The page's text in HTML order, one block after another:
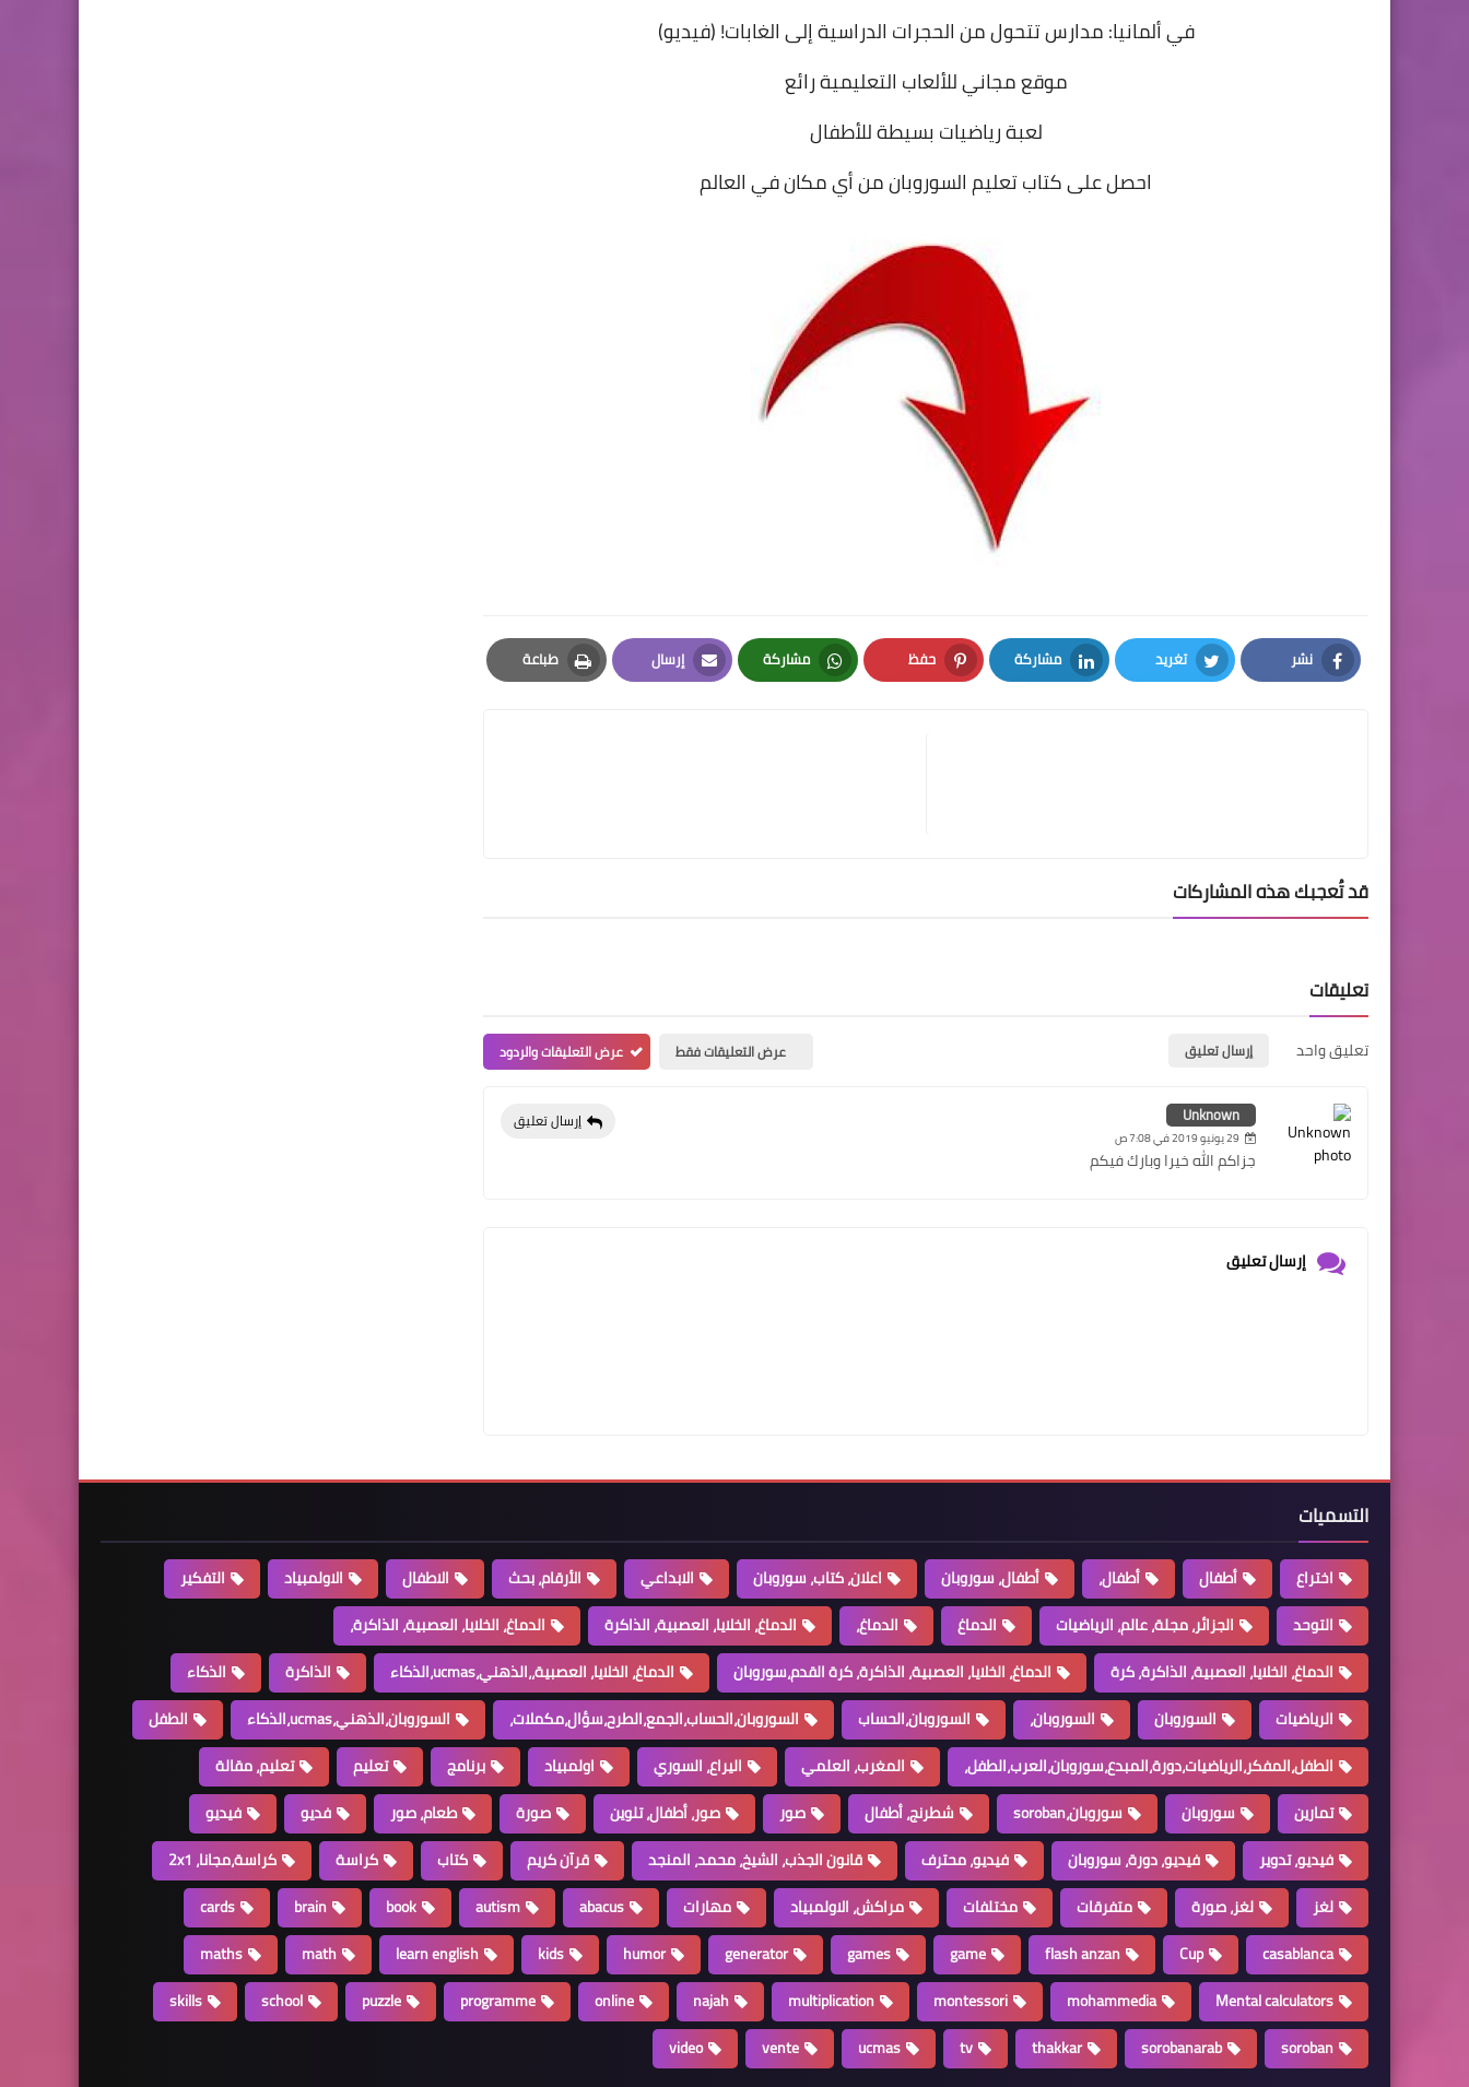
في ألمانيا: مدارس تتحول من الحجرات الدراسية إلى الغابات! (فيديو)
موقع مجاني للألعاب التعليمية رائع
لعبة رياضيات بسيطة للأطفال
احصل على كتاب تعليم السوروبان من أي مكان في العالم
نشر
Facebook
تغريد
Twitter
مشاركة
LinkedIn
حفظ
Pinterest
مشاركة
Whatsapp
إرسال
Email
طباعة
Print
قد تُعجبك هذه المشاركات
تعليقات
تعليق واحد إرسال تعليق عرض التعليقات فقط عرض التعليقات والردود
Unknown
29 يونيو 2019 في 7:08 ص
جزاكم الله خيرا وبارك فيكم
إرسال تعليق
إرسال تعليق
التسميات
اختراع أطفال أطفال، أطفال، سوروبان اعلان، كتاب، سوروبان الابداعي الأرقام، بحث الاطفال الاولمبياد
التفكير
التوحد
الجزائر، مجلة، عالم، الرياضيات الدماغ الدماغ، الدماغ، الخلايا، العصبية، الذاكرة
الدماغ، الخلايا، العصبية، الذاكرة،
الدماغ، الخلايا، العصبية، الذاكرة، كرة
الدماغ، الخلايا، العصبية، الذاكرة، كرة القدم،سوروبان الدماغ، الخلايا، العصبية،،الذهني،ucmas،الذكاء الذاكرة
الذكاء
الرياضيات
السوروبان السوروبان، السوروبان،الحساب السوروبان،الحساب،الجمع،الطرح،سؤال،مكملات، السوروبان،الذهني،ucmas،الذكاء
الطفل
الطفل،المفكر،الرياضيات،دورة،المبدع،سوروبان،العرب،الطفل،
المغرب، العلمي اليراع، السوري اولمبياد برنامج تعليم
تعليم، مقالة
تمارين
سوروبان سوروبان،soroban شطرنج، أطفال صور صور، أطفال، تلوين صورة طعام، صور فديو
فيديو
فيديو، تدوير
فيديو، دورة، سوروبان فيديو، محترف قانون الجذب، الشيخ، محمد، المنجد قرآن كريم كتاب كراسة
كراسة،مجانا، 2x1
لغز
لغز، صورة متفرقات مختلفات مراكش، الاولمبياد مهارات abacus
autism
book
brain
cards
casablanca
Cup
flash anzan
game
games
generator
humor
kids
learn english
math
maths
Mental calculators
mohammedia
montessori
multiplication
najah
online
programme
puzzle
school
skills
soroban
sorobanarab
thakkar
tv
ucmas
vente
video